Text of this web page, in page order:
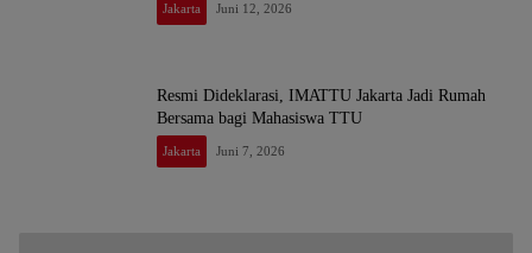
Jakarta Juni 12, 2026
Resmi Dideklarasi, IMATTU Jakarta Jadi Rumah
Bersama bagi Mahasiswa TTU
Jakarta Juni 7, 2026